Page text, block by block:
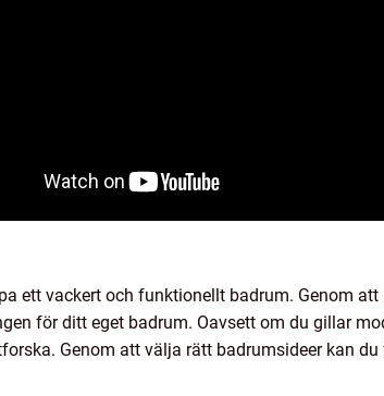
ett vackert och funktionellt badrum. Genom
för ditt eget badrum. Oavsett om du gillar
Genom att välja rätt badrumsideer kan